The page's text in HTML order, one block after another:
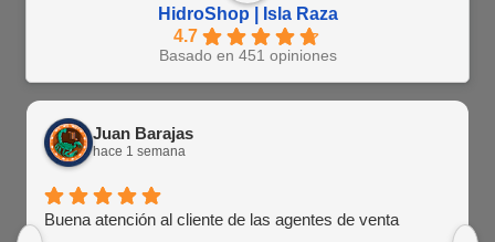
HidroShop | Isla Raza
4.7
Basado en 451 opiniones
Juan Barajas
hace 1 semana
Buena atención al cliente de las agentes de venta